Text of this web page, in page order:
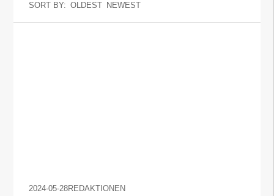
SORT BY: OLDEST NEWEST
2024-05-28REDAKTIONEN